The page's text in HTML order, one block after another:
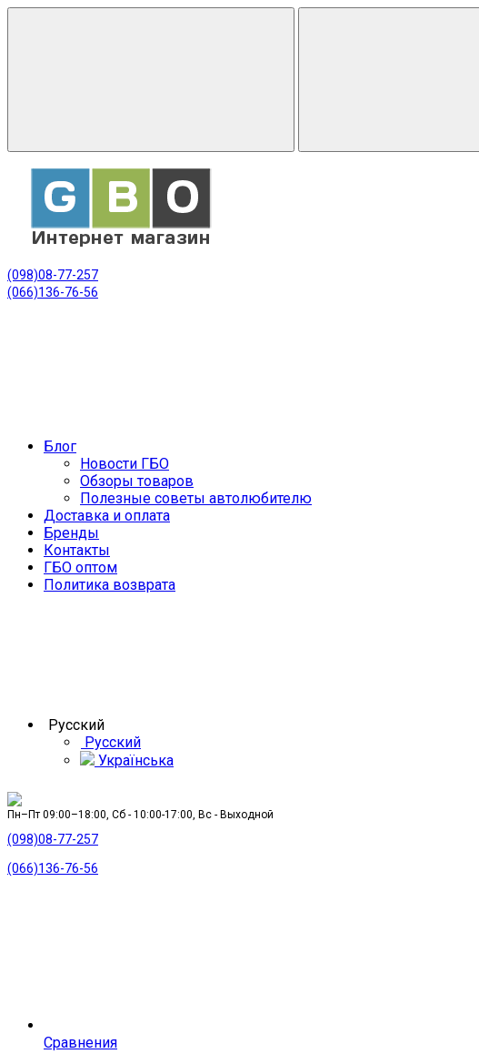
(098)08-77-257
(066)136-76-56
Блог
Новости ГБО
Обзоры товаров
Полезные советы автолюбителю
Доставка и оплата
Бренды
Контакты
ГБО оптом
Политика возврата
Русский
Русский
Українська
Пн–Пт 09:00–18:00, Сб - 10:00-17:00, Вс - Выходной
(098)08-77-257
(066)136-76-56
Сравнения